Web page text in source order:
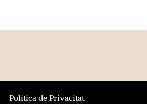
Política de Privacitat